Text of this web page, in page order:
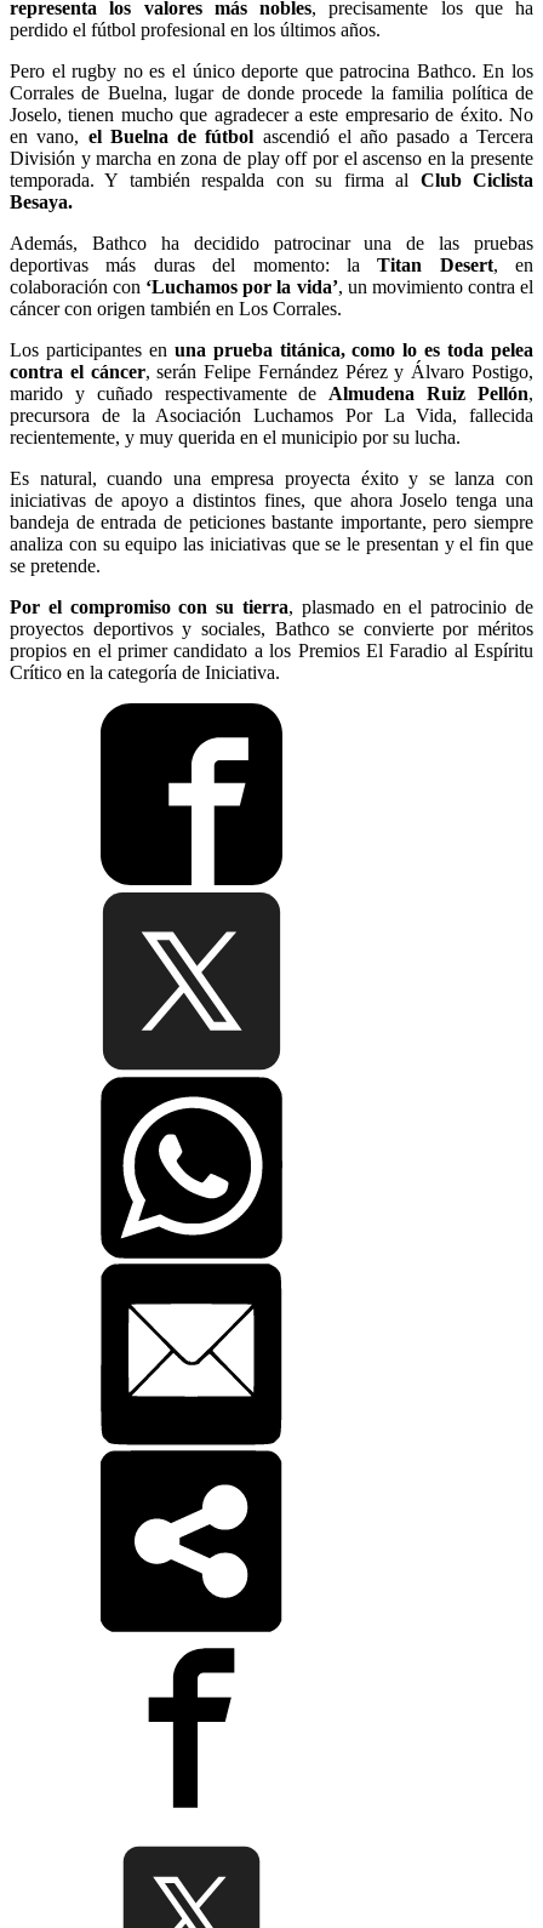
representa los valores más nobles, precisamente los que ha
perdido el fútbol profesional en los últimos años.
Pero el rugby no es el único deporte que patrocina Bathco. En los
Corrales de Buelna, lugar de donde procede la familia política de
Joselo, tienen mucho que agradecer a este empresario de éxito. No
en vano, el Buelna de fútbol ascendió el año pasado a Tercera
División y marcha en zona de play off por el ascenso en la presente
temporada. Y también respalda con su firma al Club Ciclista
Besaya.
Además, Bathco ha decidido patrocinar una de las pruebas
deportivas más duras del momento: laTitan Desert, en
colaboración con ‘Luchamos por la vida’, un movimiento contra el
cáncer con origen también en Los Corrales.
Los participantes en una prueba titánica, como lo es toda pelea
contra el cáncer, serán Felipe Fernández Pérez y Álvaro Postigo,
marido y cuñado respectivamente de Almudena Ruiz Pellón,
precursora de la Asociación Luchamos Por La Vida, fallecida
recientemente, y muy querida en el municipio por su lucha.
Es natural, cuando una empresa proyecta éxito y se lanza con
iniciativas de apoyo a distintos fines, que ahora Joselo tenga una
bandeja de entrada de peticiones bastante importante, pero siempre
analiza con su equipo las iniciativas que se le presentan y el fin que
se pretende.
Por el compromiso con su tierra, plasmado en el patrocinio de
proyectos deportivos y sociales, Bathco se convierte por méritos
propios en el primer candidato a los Premios El Faradio al Espíritu
Crítico en la categoría de Iniciativa.